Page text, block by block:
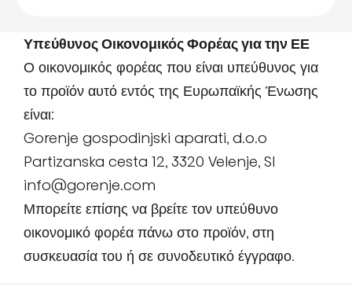
Υπεύθυνος Οικονομικός Φορέας για την ΕΕ
Ο οικονομικός φορέας που είναι υπεύθυνος για
το προϊόν αυτό εντός της Ευρωπαϊκής Ένωσης
είναι:
Gorenje gospodinjski aparati, d.o.o
Partizanska cesta 12, 3320 Velenje, SI
info@gorenje.com
Μπορείτε επίσης να βρείτε τον υπεύθυνο
οικονομικό φορέα πάνω στο προϊόν, στη
συσκευασία του ή σε συνοδευτικό έγγραφο.